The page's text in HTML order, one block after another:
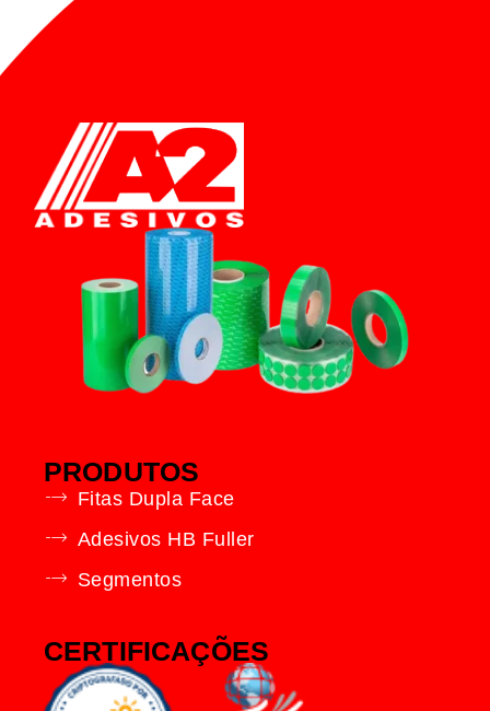
PRODUTOS
Fitas Dupla Face
Adesivos HB Fuller
Segmentos
CERTIFICAÇÕES